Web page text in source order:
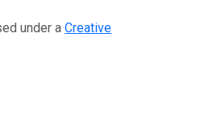
under aCreative